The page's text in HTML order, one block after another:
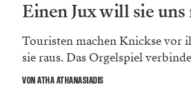
Einen Jux will sie uns
Touristen machen Knickse vor
sie raus. Das Orgelspiel
VON ATHA ATHANASIADIS